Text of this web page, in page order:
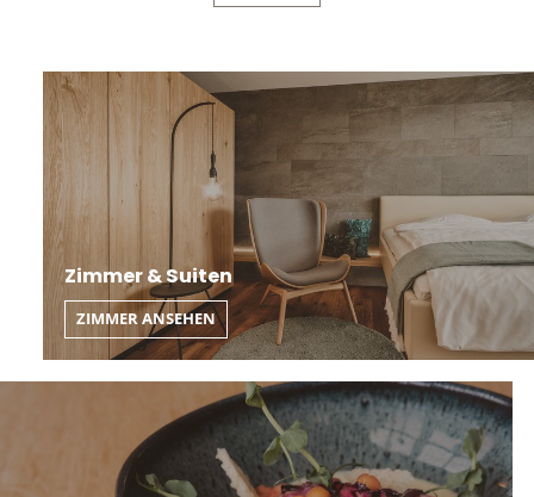
Zimmer & Suiten
ZIMMER ANSEHEN